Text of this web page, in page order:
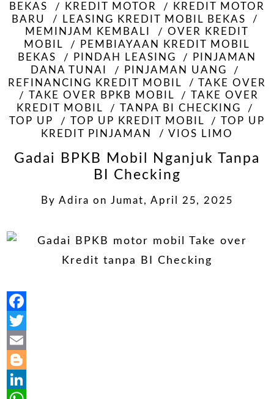
BEKAS
KREDIT MOTOR
KREDIT MOTOR
BARU
LEASING KREDIT MOBIL BEKAS
MEMINJAM KEMBALI
OVER KREDIT
MOBIL
PEMBIAYAAN KREDIT MOBIL
BEKAS
PINDAH LEASING
PINJAMAN
DANA TUNAI
PINJAMAN UANG
REFINANCING KREDIT MOBIL
TAKE OVER
TAKE OVER BPKB MOBIL
TAKE OVER
KREDIT MOBIL
TANPA BI CHECKING
TOP UP
TOP UP KREDIT MOBIL
TOP UP
KREDIT PINJAMAN
VIOS LIMO
Gadai BPKB Mobil Nganjuk Tanpa
BI Checking
By Adira on Jumat, April 25, 2025
Facebook
Twitter
Email
Blogger